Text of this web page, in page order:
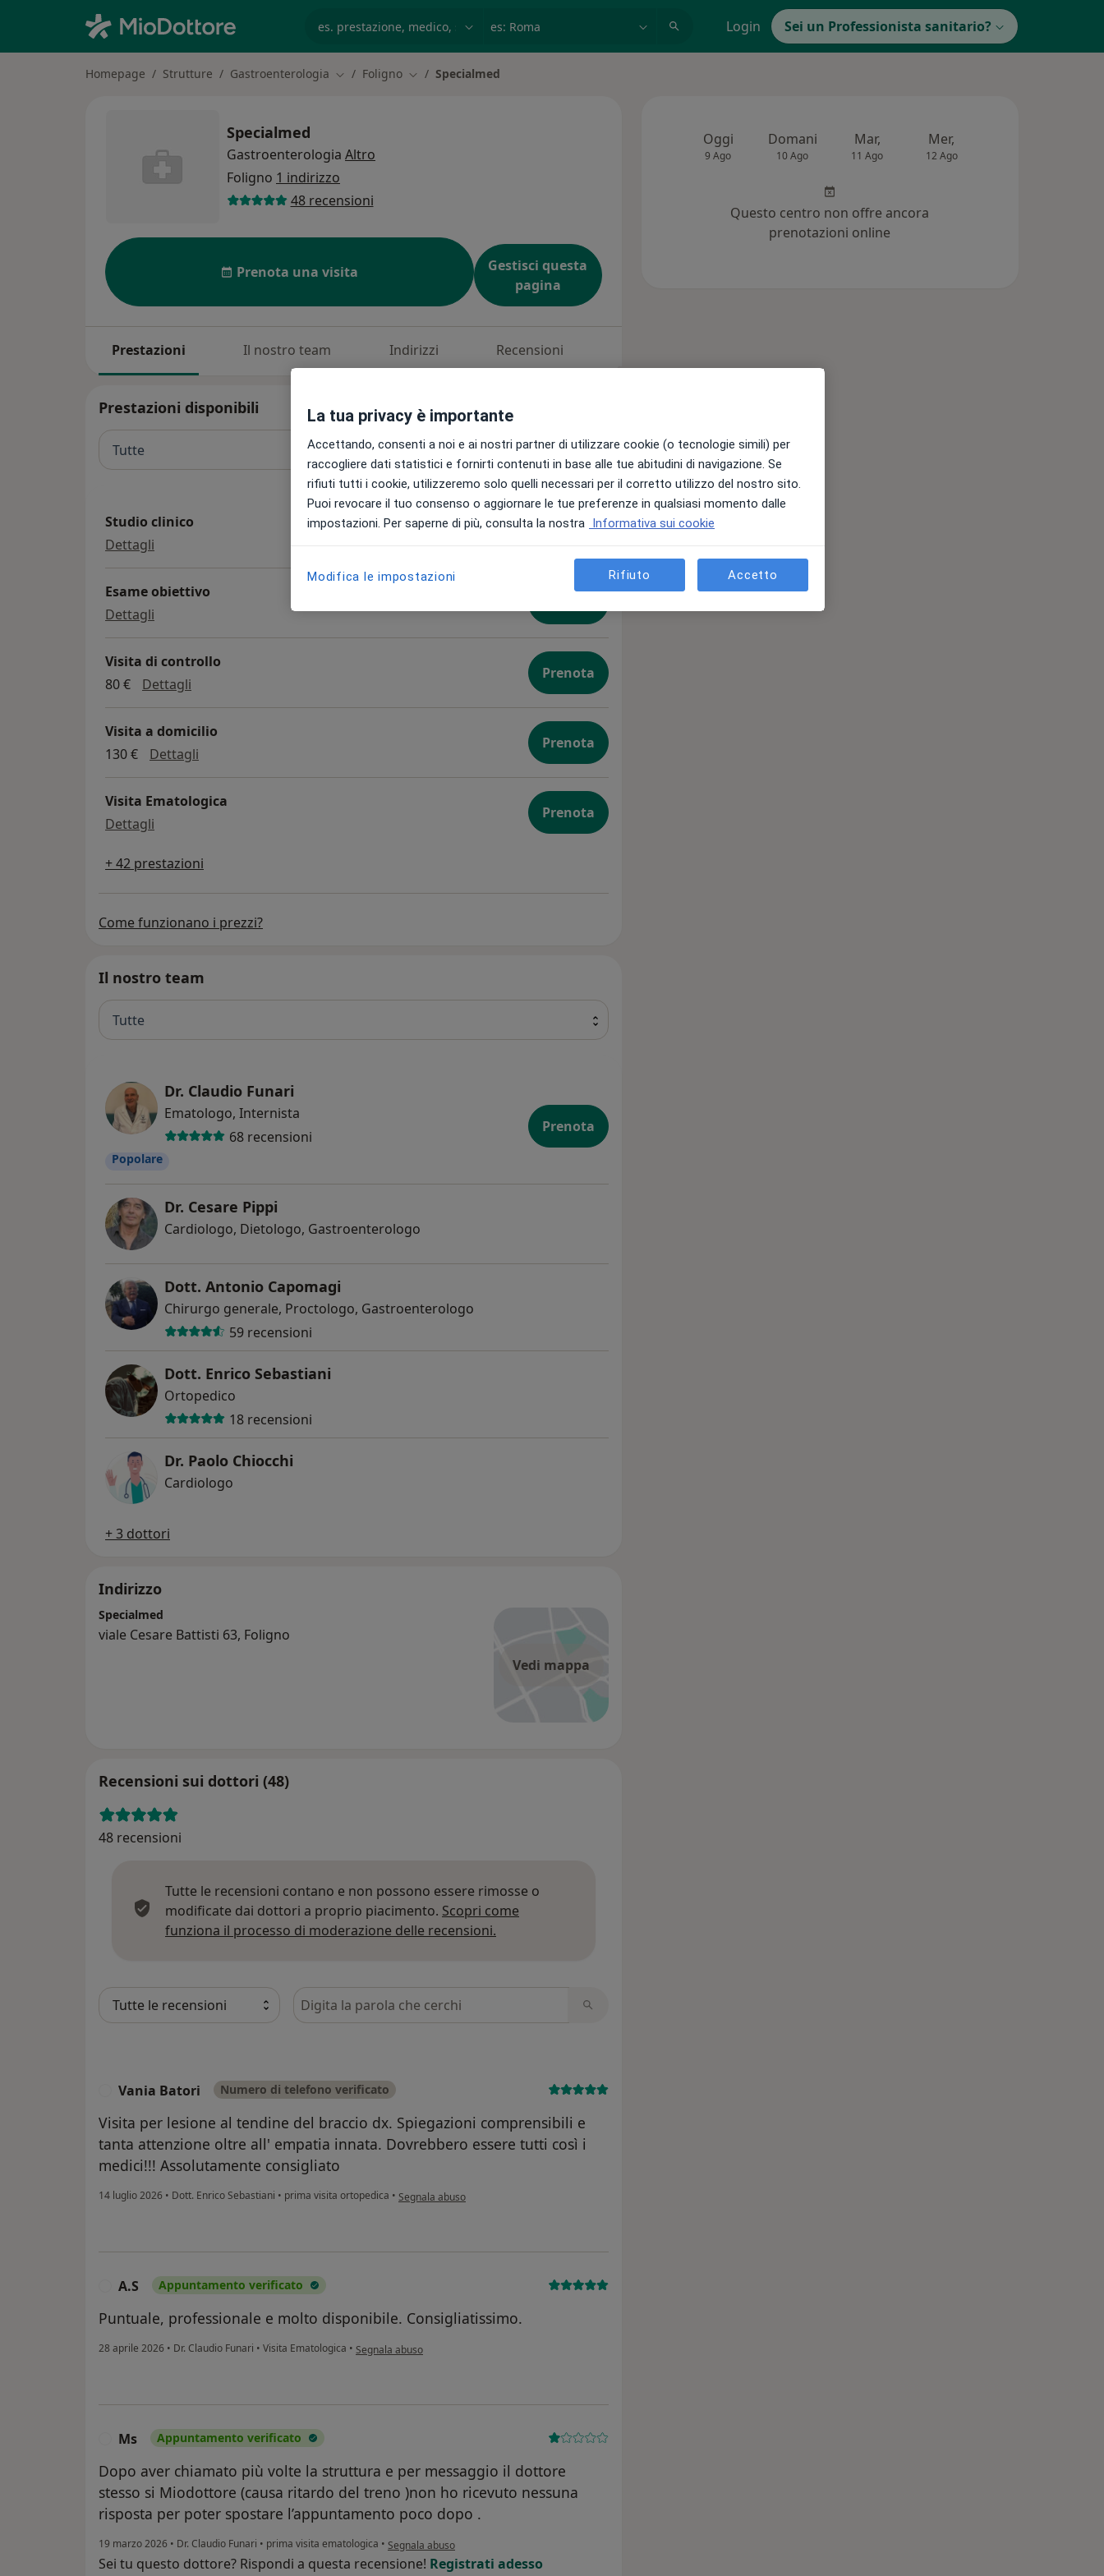
Login Sei un Professionista sanitario?
Homepage Strutture Gastroenterologia Cambia città
Foligno Cambia città
Specialmed
Specialmed
Gastroenterologia Altro
Foligno 1 indirizzo
48 recensioni
Prenota una visita
Gestisci questa
pagina
Prestazioni Il nostro team Indirizzi Recensioni
Prestazioni disponibili
Tutte
Studio clinico
Dettagli
Prenota
Esame obiettivo
Dettagli
Visita di controllo
80 €
Dettagli
Prenota
Visita a domicilio
130 €
Dettagli
Prenota
Visita Ematologica
Dettagli
Prenota
+ 42 prestazioni
Come funzionano i prezzi?
Il nostro team
Tutte
Dr. Claudio Funari
Ematologo, Internista
68 recensioni
Popolare
Prenota
Dr. Cesare Pippi
Cardiologo, Dietologo, Gastroenterologo
Dott. Antonio Capomagi
Chirurgo generale, Proctologo, Gastroenterologo
59 recensioni
Dott. Enrico Sebastiani
Ortopedico
18 recensioni
Dr. Paolo Chiocchi
Cardiologo
+ 3 dottori
Indirizzo
Vedi mappa
Specialmed
viale Cesare Battisti 63, Foligno
Recensioni sui dottori (48)
48 recensioni
Tutte le recensioni contano e non possono essere rimosse o
modificate dai dottori a proprio piacimento. Scopri come
funziona il processo di moderazione delle recensioni.
Cerca nelle recensioni
Vania Batori Numero di telefono verificato
Visita per lesione al tendine del braccio dx. Spiegazioni comprensibili e
tanta attenzione oltre all' empatia innata. Dovrebbero essere tutti così i
medici!!! Assolutamente consigliato
14 luglio 2026 • Dott. Enrico Sebastiani • prima visita ortopedica • secondo l'opinione dell'utente Vania Batori
Segnala abuso
A.S Appuntamento verificato
Puntuale, professionale e molto disponibile. Consigliatissimo.
28 aprile 2026 • Dr. Claudio Funari • Visita Ematologica • secondo l'opinione dell'utente A.S
Segnala abuso
Ms Appuntamento verificato
Dopo aver chiamato più volte la struttura e per messaggio il dottore
stesso si Miodottore (causa ritardo del treno )non ho ricevuto nessuna
risposta per poter spostare l’appuntamento poco dopo .
19 marzo 2026 • Dr. Claudio Funari • prima visita ematologica • secondo l'opinione dell'utente Ms
Segnala abuso
Sei tu questo dottore? Rispondi a questa recensione! Registrati adesso
Oggi
9 Ago
Domani
10 Ago
Mar,
11 Ago
Mer,
12 Ago
Questo centro non offre ancora
prenotazioni online
La tua privacy è importante
Accettando, consenti a noi e ai nostri partner di utilizzare cookie (o tecnologie simili) per
raccogliere dati statistici e fornirti contenuti in base alle tue abitudini di navigazione. Se
rifiuti tutti i cookie, utilizzeremo solo quelli necessari per il corretto utilizzo del nostro sito.
Puoi revocare il tuo consenso o aggiornare le tue preferenze in qualsiasi momento dalle
impostazioni. Per saperne di più, consulta la nostra Informativa sui cookie
Modifica le impostazioni Rifiuto Accetto